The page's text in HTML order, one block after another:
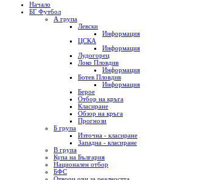
Начало
БГ Футбол
А група
Левски
Информация
ЦСКА
Информация
Лудогорец
Локо Пловдив
Информация
Ботев Пловдив
Информация
Берое
Отбор на кръга
Класиране
Обзор на кръга
Прогнози
Б група
Източна - класиране
Западна - класиране
В група
Купа на България
Национален отбор
БФС